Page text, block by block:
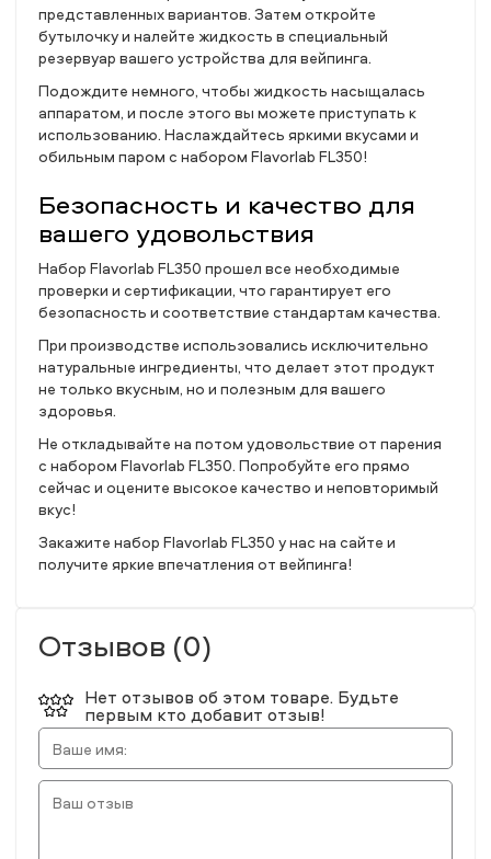
представленных вариантов. Затем откройте
бутылочку и налейте жидкость в специальный
резервуар вашего устройства для вейпинга.
Подождите немного, чтобы жидкость насыщалась
аппаратом, и после этого вы можете приступать к
использованию. Наслаждайтесь яркими вкусами и
обильным паром с набором Flavorlab FL350!
Безопасность и качество для
вашего удовольствия
Набор Flavorlab FL350 прошел все необходимые
проверки и сертификации, что гарантирует его
безопасность и соответствие стандартам качества.
При производстве использовались исключительно
натуральные ингредиенты, что делает этот продукт
не только вкусным, но и полезным для вашего
здоровья.
Не откладывайте на потом удовольствие от парения
с набором Flavorlab FL350. Попробуйте его прямо
сейчас и оцените высокое качество и неповторимый
вкус!
Закажите набор Flavorlab FL350 у нас на сайте и
получите яркие впечатления от вейпинга!
Отзывов (0)
Нет отзывов об этом товаре. Будьте
первым кто добавит отзыв!